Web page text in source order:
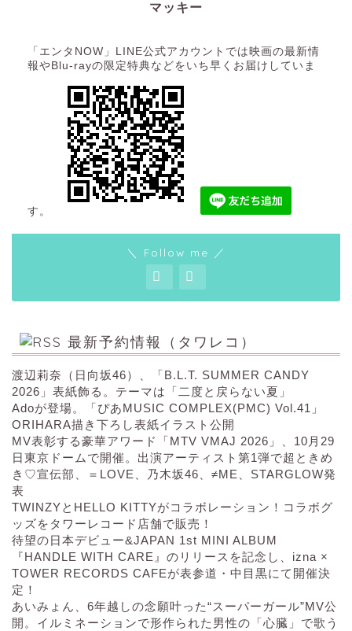
マッキー
「エンタNOW」LINE公式アカウントでは映画の最新情
報やBlu-rayの限定特典などをいち早くお届けしていま
す。
＼ Follow me ／
最新予約情報（タワレコ）
渡辺莉奈（日向坂46）、「B.L.T. SUMMER CANDY
2026」表紙飾る。テーマは「二度と戻らない夏」
Adoが登場。「ぴあMUSIC COMPLEX(PMC) Vol.41」
ORIHARA描き下ろし表紙イラスト公開
MV表彰する豪華アワード「MTV VMAJ 2026」、10月29
日東京ドームで開催。出演アーティスト第1弾で超ときめ
き♡宣伝部、＝LOVE、乃木坂46、≠ME、STARGLOW発
表
TWINZYとHELLO KITTYがコラボレーション！コラボグ
ッズをタワーレコード店舗で販売！
待望の日本デビュー&JAPAN 1st MINI ALBUM
『HANDLE WITH CARE』のリリースを記念し、izna ×
TOWER RECORDS CAFEが表参道・中目黒にて開催決
定！
あいみょん、6年越しの念願叶った“スーパーガール”MV公
開。イルミネーションで形作られた男性の「心臓」で歌う